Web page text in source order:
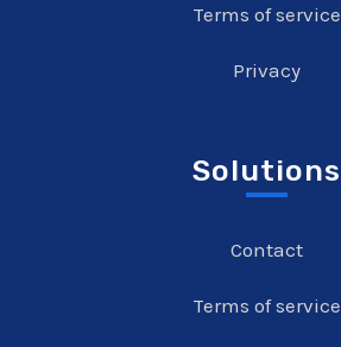
Terms of service
Privacy
Solutions
Contact
Terms of service